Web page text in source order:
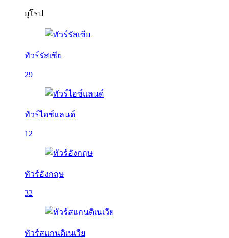
ยุโรป
ทัวร์รัสเซีย
29
ทัวร์ไอซ์แลนด์
12
ทัวร์อังกฤษ
32
ทัวร์สแกนดิเนเวีย